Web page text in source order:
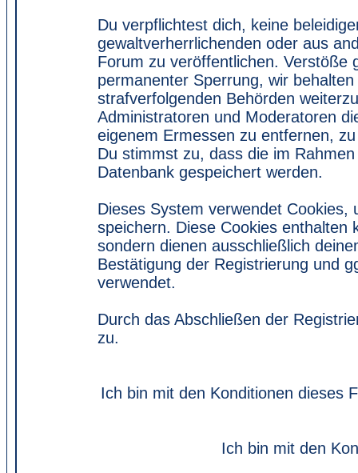
Du verpflichtest dich, keine
gewaltverherrlichenden oder aus
Forum zu veröffentlichen. Verstöße
permanenter Sperrung, wir
strafverfolgenden Behörden
Administratoren und Moderatoren
eigenem Ermessen zu entfernen,
Du stimmst zu, dass die im
Datenbank gespeichert werden.
Dieses System verwendet
speichern. Diese Cookies enthalten
sondern dienen ausschließlich
Bestätigung der Registrierung und
verwendet.
Durch das Abschließen der
zu.
Ich bin mit den Konditionen dieses
Ich bin mit den